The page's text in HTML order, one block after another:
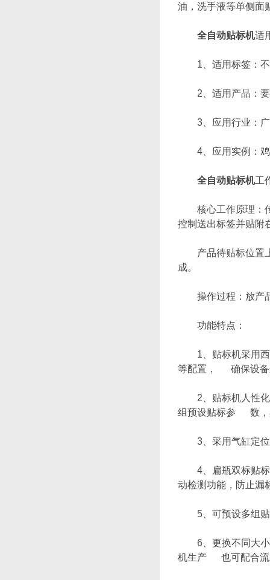
油，洗手液等单侧面
全自动贴标机适
1、适用标签：不
2、适用产品：要
3、应用行业：广
4、应用实例：鸡
全自动贴标机工
核心工作原理：传
控制送出标签并贴附
产品待贴标位置上
成。
操作过程：放产
功能特点：
1、贴标机采用西
等配置， 确保设备
2、贴标机人性化
组预设贴标参 数，
3、采用气缸定位
4、扁瓶双标贴标
动检测功能，防止
5、可预设多组贴
6、更换不同大小
机生产 也可配合流